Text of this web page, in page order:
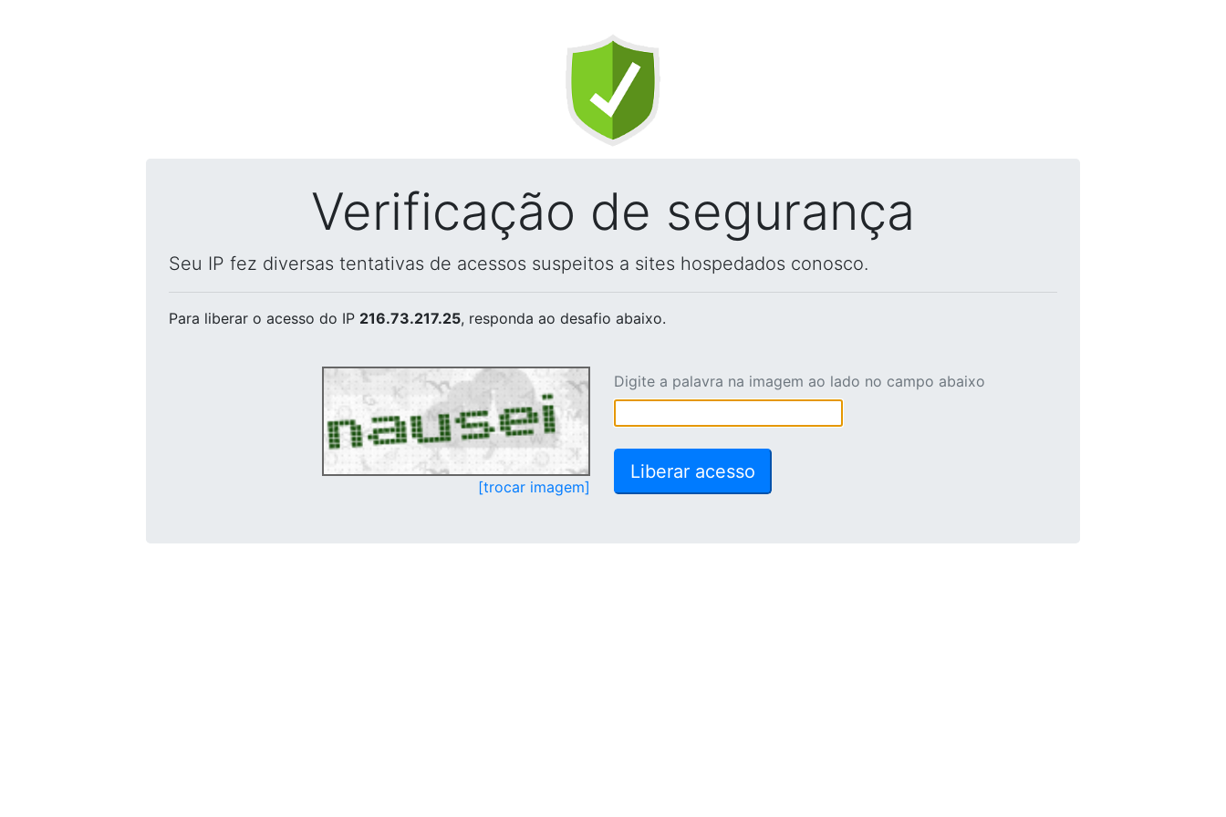
Verificação de segurança
Seu IP fez diversas tentativas de acessos suspeitos a sites hospedados conosco.
Para liberar o acesso do IP 216.73.217.25, responda ao desafio abaixo.
[trocar imagem]
Digite a palavra na imagem ao lado no campo abaixo